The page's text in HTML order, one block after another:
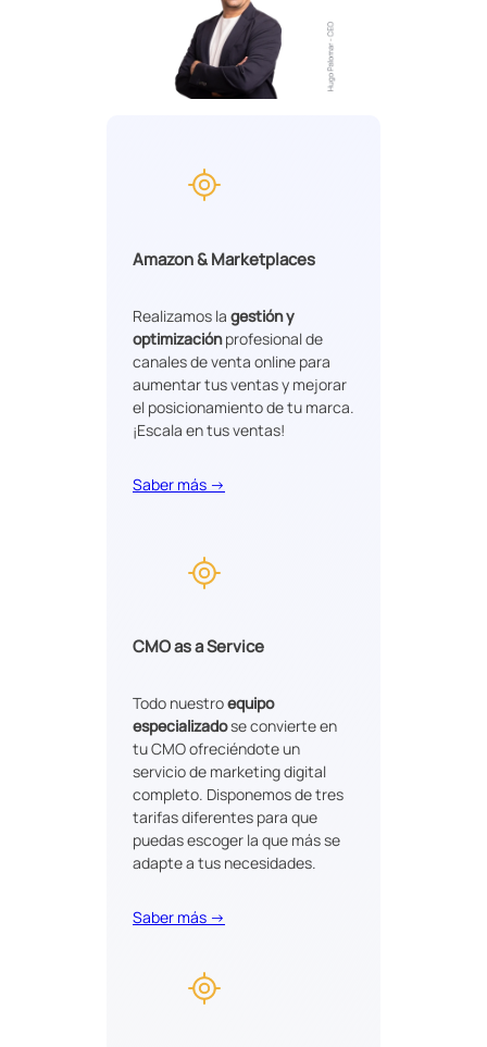
Amazon & Marketplaces
Realizamos la gestión y
optimizaciónprofesional de
canales de venta online para
aumentar tus ventas y mejorar
el posicionamiento de tu marca.
¡Escala en tus ventas!
Saber más →
CMO as a Service
Todo nuestroequipo
especializadose convierte en
tu CMO ofreciéndote un
servicio de marketing digital
completo. Disponemos de tres
tarifas diferentes para que
puedas escoger la que más se
adapte a tus necesidades.
Saber más →